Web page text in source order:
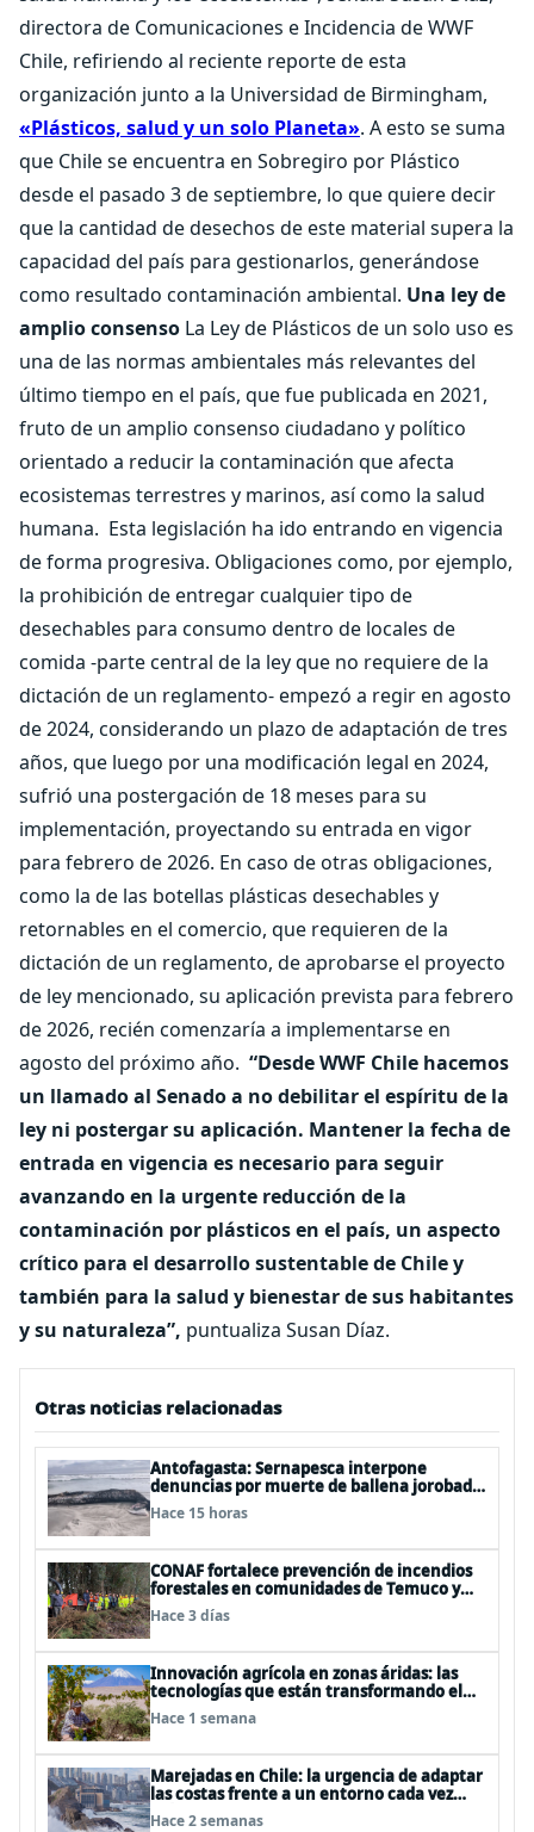
directora de Comunicaciones e Incidencia de WWF
Chile, refiriendo al reciente reporte de esta
organización junto a la Universidad de Birmingham,
«Plásticos, salud y un solo Planeta». A esto se suma
que Chile se encuentra en Sobregiro por Plástico
desde el pasado 3 de septiembre, lo que quiere decir
que la cantidad de desechos de este material supera la
capacidad del país para gestionarlos, generándose
como resultado contaminación ambiental. Una ley de
amplio consenso La Ley de Plásticos de un solo uso es
una de las normas ambientales más relevantes del
último tiempo en el país, que fue publicada en 2021,
fruto de un amplio consenso ciudadano y político
orientado a reducir la contaminación que afecta
ecosistemas terrestres y marinos, así como la salud
humana. Esta legislación ha ido entrando en vigencia
de forma progresiva. Obligaciones como, por ejemplo,
la prohibición de entregar cualquier tipo de
desechables para consumo dentro de locales de
comida -parte central de la ley que no requiere de la
dictación de un reglamento- empezó a regir en agosto
de 2024, considerando un plazo de adaptación de tres
años, que luego por una modificación legal en 2024,
sufrió una postergación de 18 meses para su
implementación, proyectando su entrada en vigor
para febrero de 2026. En caso de otras obligaciones,
como la de las botellas plásticas desechables y
retornables en el comercio, que requieren de la
dictación de un reglamento, de aprobarse el proyecto
de ley mencionado, su aplicación prevista para febrero
de 2026, recién comenzaría a implementarse en
agosto del próximo año. “Desde WWF Chile hacemos
un llamado al Senado a no debilitar el espíritu de la
ley ni postergar su aplicación. Mantener la fecha de
entrada en vigencia es necesario para seguir
avanzando en la urgente reducción de la
contaminación por plásticos en el país, un aspecto
crítico para el desarrollo sustentable de Chile y
también para la salud y bienestar de sus habitantes
y su naturaleza”, puntualiza Susan Díaz.
Otras noticias relacionadas
Antofagasta: Sernapesca interpone
denuncias por muerte de ballena jorobada
y maltrato a lobos marinos
Hace 15 horas
CONAF fortalece prevención de incendios
forestales en comunidades de Temuco y
Galvarino
Hace 3 días
Innovación agrícola en zonas áridas: las
tecnologías que están transformando el
desierto de Atacama
Hace 1 semana
Marejadas en Chile: la urgencia de adaptar
las costas frente a un entorno cada vez
más desafiante
Hace 2 semanas